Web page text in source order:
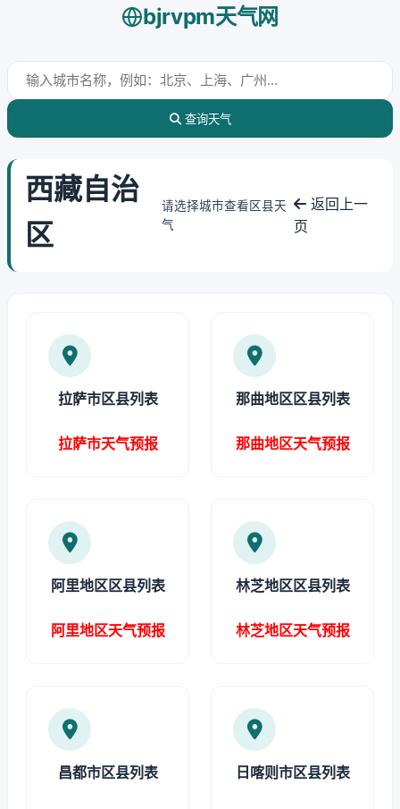
bjrvpm天气网
查询天气
西藏自治
区
请选择城市查看区县天
气
返回上一
页
拉萨市区县列表
拉萨市天气预报
那曲地区区县列表
那曲地区天气预报
阿里地区区县列表
阿里地区天气预报
林芝地区区县列表
林芝地区天气预报
昌都市区县列表 日喀则市区县列表